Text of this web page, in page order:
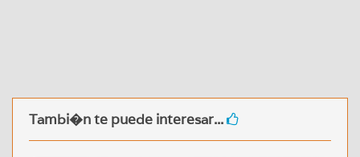
Tambi�n te puede interesar...